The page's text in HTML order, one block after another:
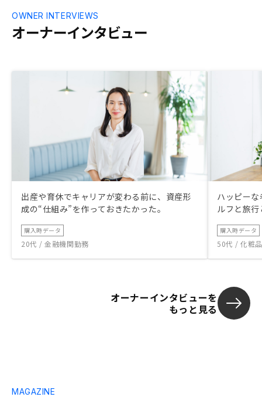
オーナーインタビュー
OWNER INTERVIEWS
出産や育休でキャリアが変わる前に、資産形
成の“仕組み”を作っておきたかった。
購入時データ
20代 / 金融機関勤務
ハッピー
ルフと旅
購入時データ
50代 / 化粧
オーナーインタビューを
もっと見る
MAGAZINE